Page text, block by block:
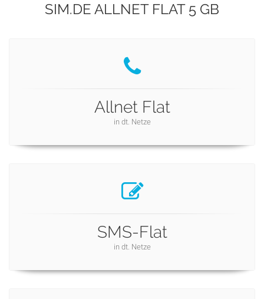
SIM.DE ALLNET FLAT 5 GB
Allnet Flat
in dt. Netze
SMS-Flat
in dt. Netze